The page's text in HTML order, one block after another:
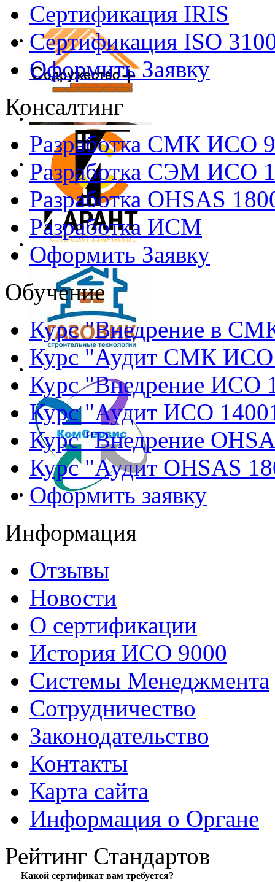
Сертификация IRIS
Сертификация ISO
Оформить Заявку
Консалтинг
Разработка СМК ИСО
Разработка СЭМ ИСО
Разработка OHSAS
Разработка ИСМ
Оформить Заявку
Обучение
Курс "Внедрение в
Курс "Аудит СМК ИСО
Курс "Внедрение ИСО
Курс "Аудит ИСО
Курс "Внедрение
Курс "Аудит OHSAS
Оформить заявку
Информация
Отзывы
Новости
О сертификации
История ИСО 9000
Системы Менеджмента
Сотрудничество
Законодательство
Контакты
Карта сайта
Информация о Органе
Рейтинг Стандартов
Какой сертификат вам требуется?